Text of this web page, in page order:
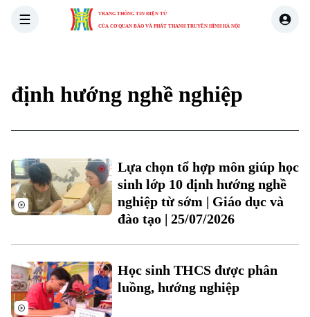
TRANG THÔNG TIN ĐIỆN TỬ
CỦA CƠ QUAN BÁO VÀ PHÁT THANH TRUYỀN HÌNH HÀ NỘI
Xu hướng
định hướng nghề nghiệp
Lựa chọn tổ hợp môn giúp học
sinh lớp 10 định hướng nghề
nghiệp từ sớm | Giáo dục và
đào tạo | 25/07/2026
Học sinh THCS được phân
luồng, hướng nghiệp